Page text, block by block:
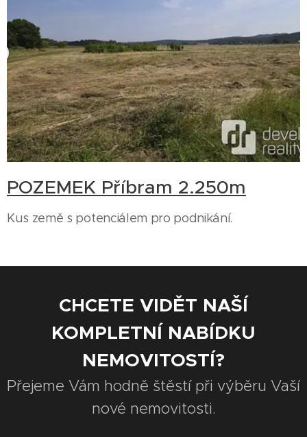
POZEMEK Příbram 2.250m
Kus země s potenciálem pro podnikání.
CHCETE VIDĚT NAŠÍ
KOMPLETNÍ NABÍDKU
NEMOVITOSTÍ?
Přejeme Vám hodně štěstí při výběru Vaší
nové nemovitosti.